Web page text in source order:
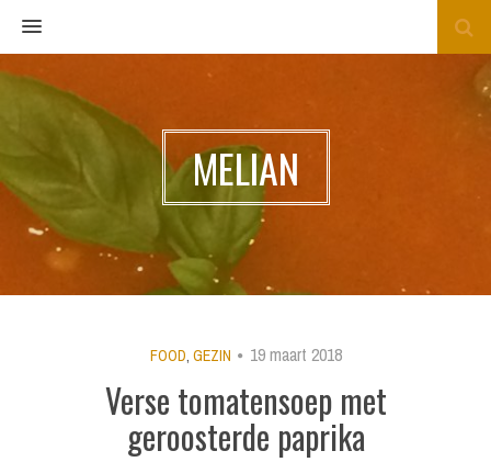
MENU
MELIAN
FOOD, GEZIN 19 maart 2018
Verse tomatensoep met
geroosterde paprika